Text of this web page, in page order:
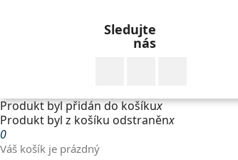
Sledujte
nás
Produkt byl přidán do košíkux
Produkt byl z košíku odstraněnx
0
Váš košík je prázdný